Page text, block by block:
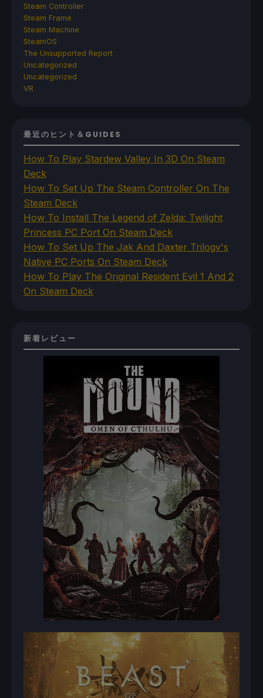
Steam Controller
Steam Frame
Steam Machine
SteamOS
The Unsupported Report
Uncategorized
Uncategorized
VR
最近のヒント＆GUIDES
How To Play Stardew Valley In 3D On Steam
Deck
How To Set Up The Steam Controller On The
Steam Deck
How To Install The Legend of Zelda: Twilight
Princess PC Port On Steam Deck
How To Set Up The Jak And Daxter Trilogy's
Native PC Ports On Steam Deck
How To Play The Original Resident Evil 1 And 2
On Steam Deck
新着レビュー